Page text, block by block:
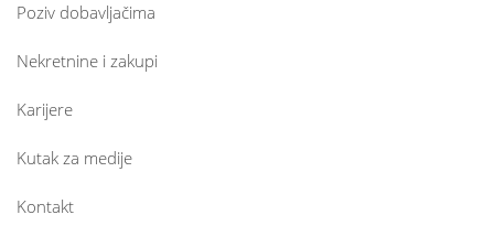
Poziv dobavljačima
Nekretnine i zakupi
Karijere
Kutak za medije
Kontakt